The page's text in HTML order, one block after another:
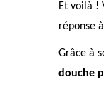
Et voilà !
réponse
Grâce à
douche